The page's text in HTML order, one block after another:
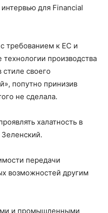
для Financial
требованием к ЕС и
производства
своего
попутно принизив
не сделала.
халатность в
передачи
возможностей другим
и промышленными